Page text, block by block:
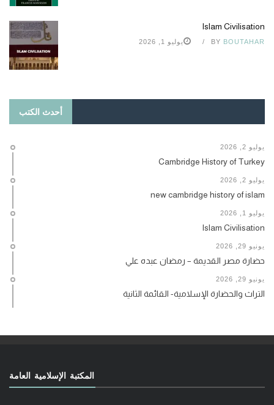
Islam Civilisation
BY BOUTAHAR يوليو 1, 2026
أحدث الكتب
يوليو 2, 2026
Cambridge History of Turkey
يوليو 2, 2026
new cambridge history of islam
يوليو 1, 2026
Islam Civilisation
يونيو 29, 2026
حضارة مصر القديمة – رمضان عبده علي
يونيو 29, 2026
التراث والحضارة الإسلامية- القائمة الثانية
المكتبة الإسلامية العامة